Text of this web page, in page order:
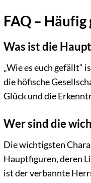
FAQ –
Was ist die
„Wie es euch gefällt“
die höfische
Glück und die
Wer sind die
Die wichtigsten
Hauptfiguren, deren
ist der verbannte